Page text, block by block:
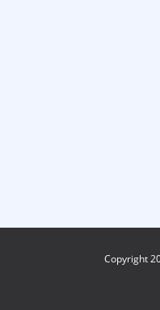
Copyright